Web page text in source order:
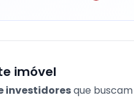
imóvel
investidoresque